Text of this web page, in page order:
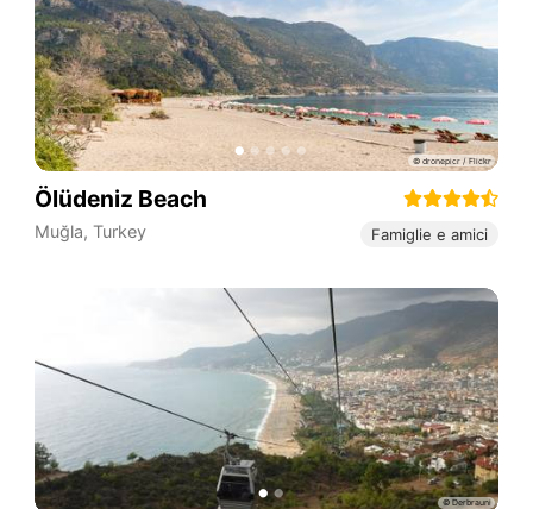
Ölüdeniz Beach
Muğla, Turkey Famiglie e amici